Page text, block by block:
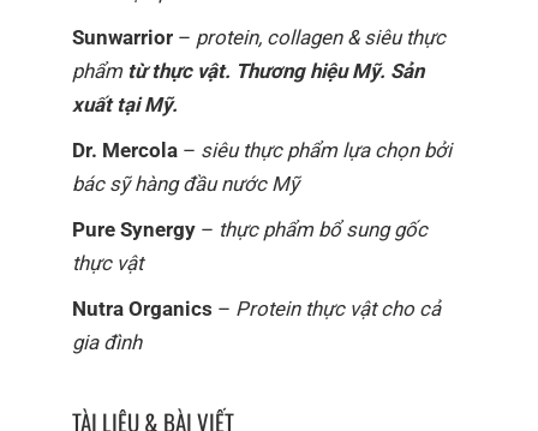
Sunwarrior – protein, collagen & siêu thực
phẩm từ thực vật. Thương hiệu Mỹ. Sản
xuất tại Mỹ.
Dr. Mercola – siêu thực phẩm lựa chọn bởi
bác sỹ hàng đầu nước Mỹ
Pure Synergy – thực phẩm bổ sung gốc
thực vật
Nutra Organics – Protein thực vật cho cả
gia đình
TÀI LIỆU & BÀI VIẾT